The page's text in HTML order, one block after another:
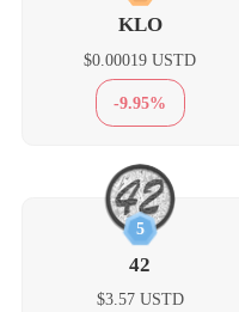
KLO
$0.00019 USTD
-9.95%
5
42
$3.57 USTD